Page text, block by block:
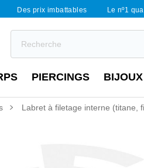
Des prix imbattables Le nº1
PIERCINGS BIJOUX
Labret à filetage interne (titane,